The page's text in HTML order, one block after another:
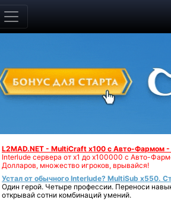
L2MAD.NET - MultiCraft x100 с Авто-Фармом
Interlude сервера от х1 до х100000 с Авто-
Долларов, множество игроков, врывайся!
Устал от обычного Interlude? MultiSub x550.
Один герой. Четыре профессии. Переноси
открывай сотни комбинаций умений.